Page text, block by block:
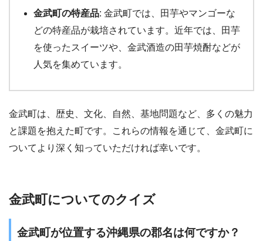
金武町の特産品: 金武町では、田芋やマンゴーな
どの特産品が栽培されています。近年では、田芋
を使ったスイーツや、金武酒造の田芋焼酎などが
人気を集めています。
金武町は、歴史、文化、自然、基地問題など、多くの魅力
と課題を抱えた町です。これらの情報を通じて、金武町に
ついてより深く知っていただければ幸いです。
金武町についてのクイズ
金武町が位置する沖縄県の郡名は何ですか？